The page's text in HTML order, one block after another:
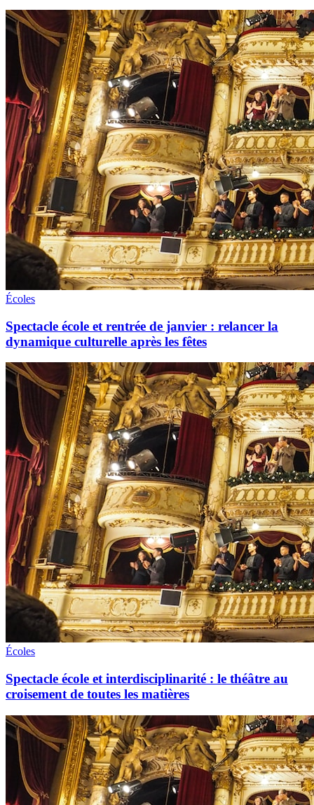
Écoles
Spectacle école et rentrée de janvier : relancer la
dynamique culturelle après les fêtes
Écoles
Spectacle école et interdisciplinarité : le théâtre au
croisement de toutes les matières